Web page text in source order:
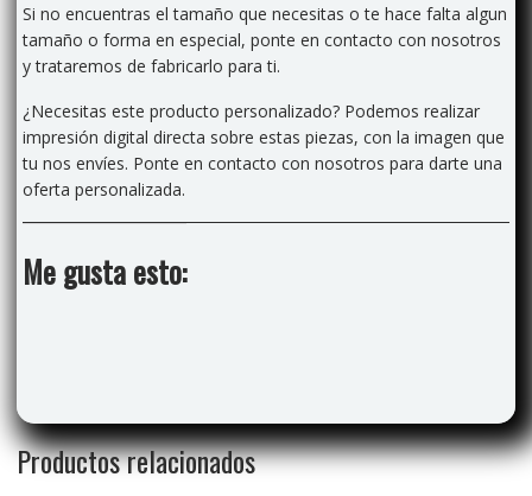
Si no encuentras el tamaño que necesitas o te hace falta algun
tamaño o forma en especial, ponte en contacto con nosotros
y trataremos de fabricarlo para ti.
¿Necesitas este producto personalizado? Podemos realizar
impresión digital directa sobre estas piezas, con la imagen que
tu nos envíes. Ponte en contacto con nosotros para darte una
oferta personalizada.
Me gusta esto:
Productos relacionados